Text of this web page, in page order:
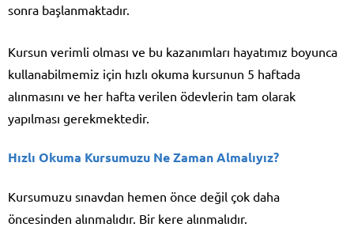
sonra başlanmaktadır.
Kursun verimli olması ve bu kazanımları hayatımız boyunca
kullanabilmemiz için hızlı okuma kursunun 5 haftada
alınmasını ve her hafta verilen ödevlerin tam olarak
yapılması gerekmektedir.
Hızlı Okuma Kursumuzu Ne Zaman Almalıyız?
Kursumuzu sınavdan hemen önce değil çok daha
öncesinden alınmalıdır. Bir kere alınmalıdır.